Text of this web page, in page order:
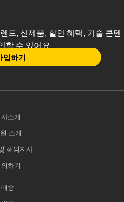
드, 신제품, 할인 혜택, 기술 콘텐
할 수 있어요
입하기
소개
소개
해외지사
하기
배송